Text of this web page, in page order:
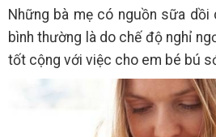
Những bà mẹ có nguồn sữa dồi
bình thường là do chế độ nghỉ
tốt cộng với việc cho em bé bú